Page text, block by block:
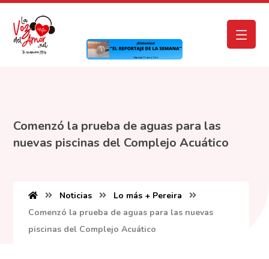
Comenzó la prueba de aguas para las
nuevas piscinas del Complejo Acuático
Noticias
Lo más + Pereira
Comenzó la prueba de aguas para las nuevas
piscinas del Complejo Acuático